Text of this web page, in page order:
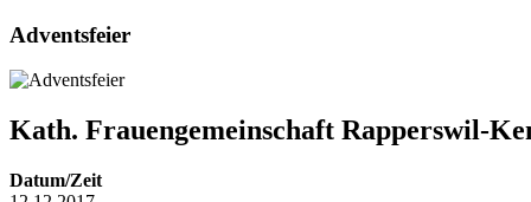
Adventsfeier
Kath. Frauengemeinschaft Rapperswil-
Datum/Zeit